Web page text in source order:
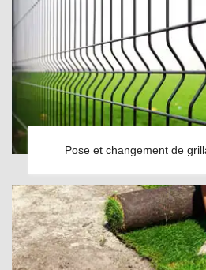
Pose et changement de